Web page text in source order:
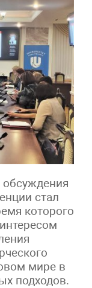
стал
которого
мире в
подходов.